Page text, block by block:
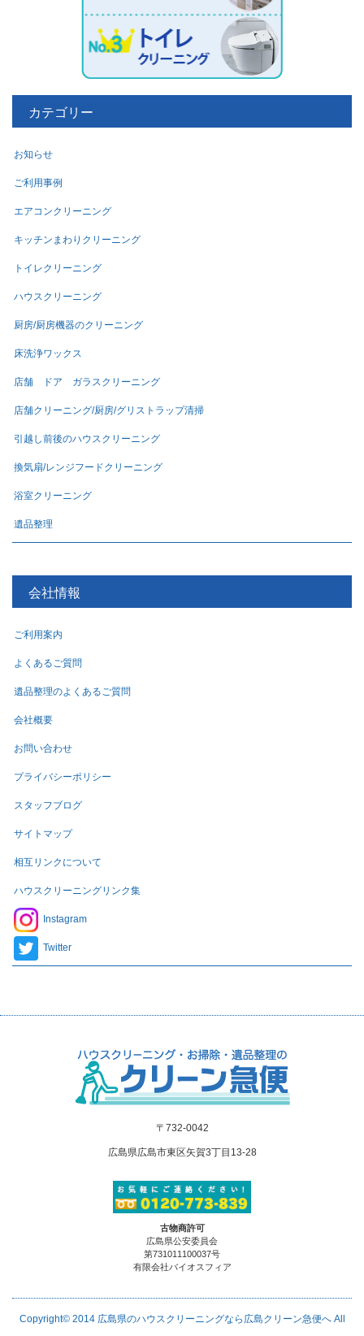
カテゴリー
お知らせ
ご利用事例
エアコンクリーニング
キッチンまわりクリーニング
トイレクリーニング
ハウスクリーニング
厨房/厨房機器のクリーニング
床洗浄ワックス
店舗 ドア ガラスクリーニング
店舗クリーニング/厨房/グリストラップ清掃
引越し前後のハウスクリーニング
換気扇/レンジフードクリーニング
浴室クリーニング
遺品整理
会社情報
ご利用案内
よくあるご質問
遺品整理のよくあるご質問
会社概要
お問い合わせ
プライバシーポリシー
スタッフブログ
サイトマップ
相互リンクについて
ハウスクリーニングリンク集
Instagram
Twitter
〒732-0042
広島県広島市東区矢賀3丁目13-28
古物商許可
広島県公安委員会
第731011100037号
有限会社バイオスフィア
Copyright© 2014 広島県のハウスクリーニングなら広島クリーン急便へAll